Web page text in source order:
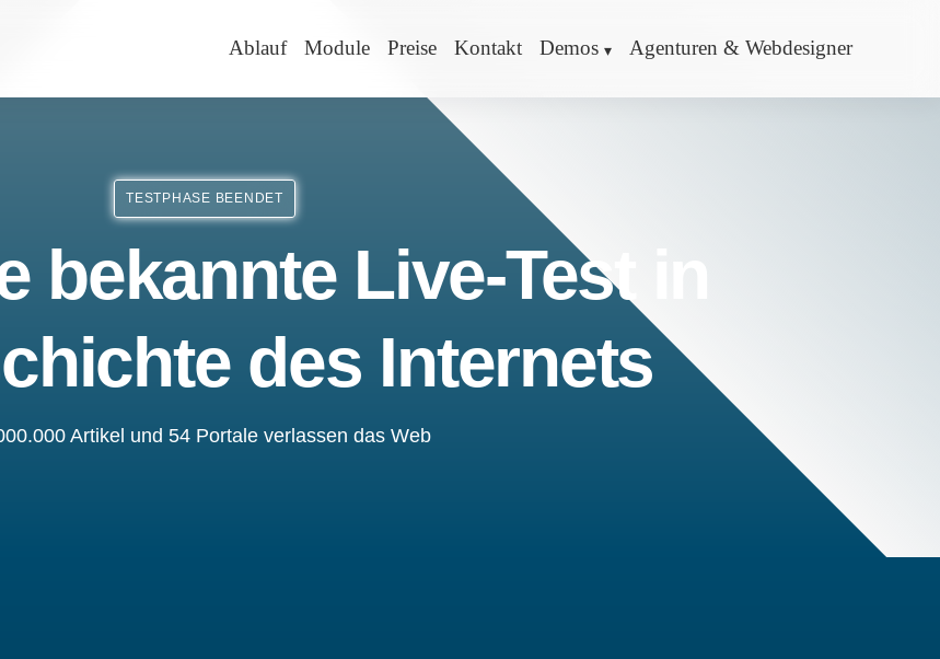
Ablauf Module Preise Kontakt Demos Agenturen & Webdesigner
TESTPHASE BEENDET
bekannte Live-Test in
des Internets
Artikel und 54 Portale verlassen das Web